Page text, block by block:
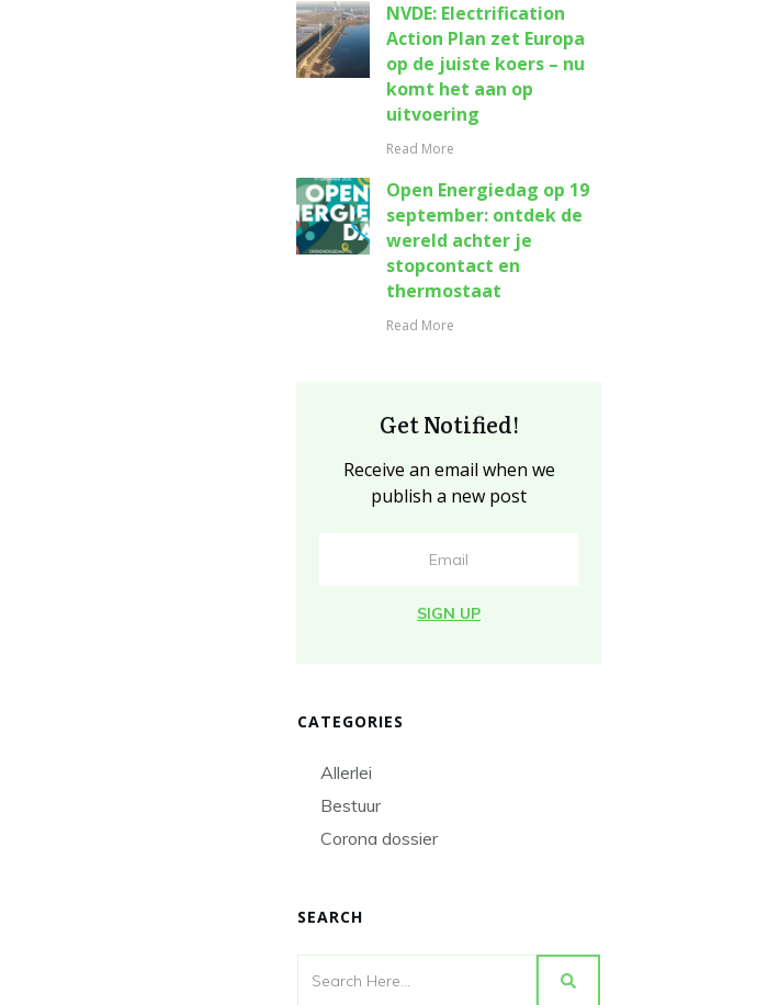
NVDE: Electrification
Action Plan zet Europa
op de juiste koers – nu
komt het aan op
uitvoering
Read More
Open Energiedag op 19
september: ontdek de
wereld achter je
stopcontact en
thermostaat
Read More
Get Notified!
Receive an email when we
publish a new post
SIGN UP
CATEGORIES
Allerlei
Bestuur
Corona dossier
SEARCH